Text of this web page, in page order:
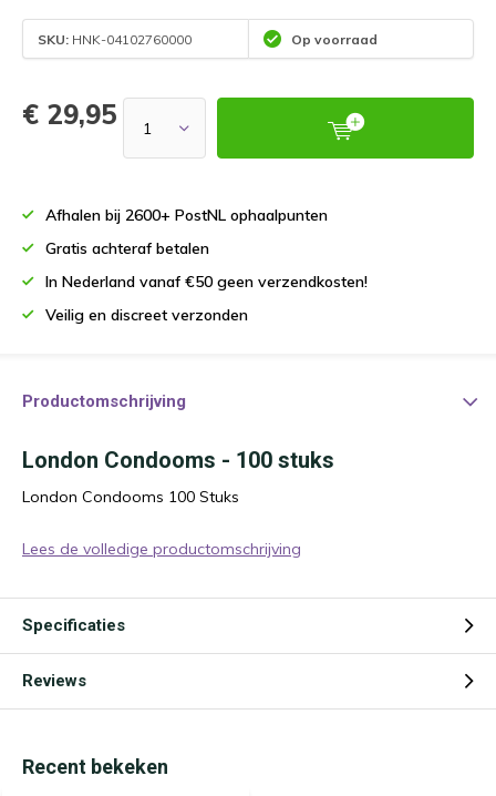
SKU: HNK-04102760000 Op voorraad
€ 29,95
Afhalen bij 2600+ PostNL ophaalpunten
Gratis achteraf betalen
In Nederland vanaf €50 geen verzendkosten!
Veilig en discreet verzonden
Productomschrijving
London Condooms - 100 stuks
London Condooms 100 Stuks
Lees de volledige productomschrijving
Specificaties
Reviews
Recent bekeken